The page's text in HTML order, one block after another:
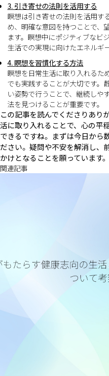
3. 引き寄せの法則を活用する
瞑想は引き寄せの法則を活用す
め、明確な意図を持つことで、
ます。瞑想中にポジティブなビ
生活での実現に向けたエネルギ
4. 瞑想を習慣化する方法
瞑想を日常生活に取り入れるた
でも実践することが大切です。
い姿勢で行うことで、継続しや
法を見つけることが重要です。
この記事を読んでくださりあり
活に取り入れることで、心の平
できるですね。まずは今日から
ださい。疑問や不安を解消し、
かけとなることを願っています。
関連記事